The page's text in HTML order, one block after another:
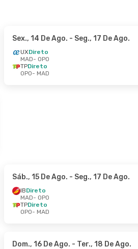
Sex., 14 De Ago. - Seg., 17 De Ago.
UXDireto
MAD- OPO
TPDireto
OPO- MAD
Sáb., 15 De Ago. - Seg., 17 De Ago.
IBDireto
MAD- OPO
TPDireto
OPO- MAD
Dom., 16 De Ago. - Ter., 18 De Ago.